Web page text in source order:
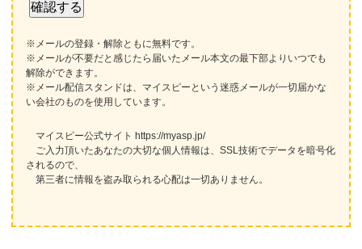
※メールの登録・解除ともに無料です。
※メールが不要だと感じたら届いたメール本文の最下部よりいつでも
解除ができます。
※メール配信スタンドは、マイスピーという迷惑メールが一切届かな
い会社のものを使用しています。
マイスピー公式サイト https://myasp.jp/
ご入力頂いたあなたの大切な個人情報は、SSL技術でデータを暗号化
されるので、
第三者に情報を盗み取られる心配は一切ありません。